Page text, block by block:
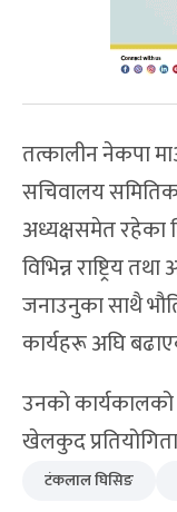
तत्कालीन नेकपा
सचिवालय
अध्यक्षसमेत
विभिन्न राष्ट्रिय तथा
जनाउनुका साथै
कार्यहरू अघि
उनको कार्यकालको
खेलकुद
टंकलाल घिसिङ